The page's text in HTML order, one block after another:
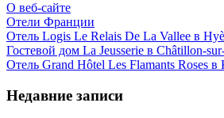
О веб-сайте
Отели Франции
Отель Logis Le Relais De La Vallee в
Гостевой дом La Jeusserie в Châtillon-
Отель Grand Hôtel Les Flamants Roses
Недавние записи